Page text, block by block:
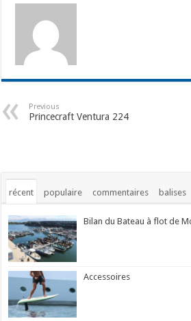
Previous
Princecraft Ventura 224
récent populaire commentaires balises
Bilan du Bateau à flot de
Accessoires